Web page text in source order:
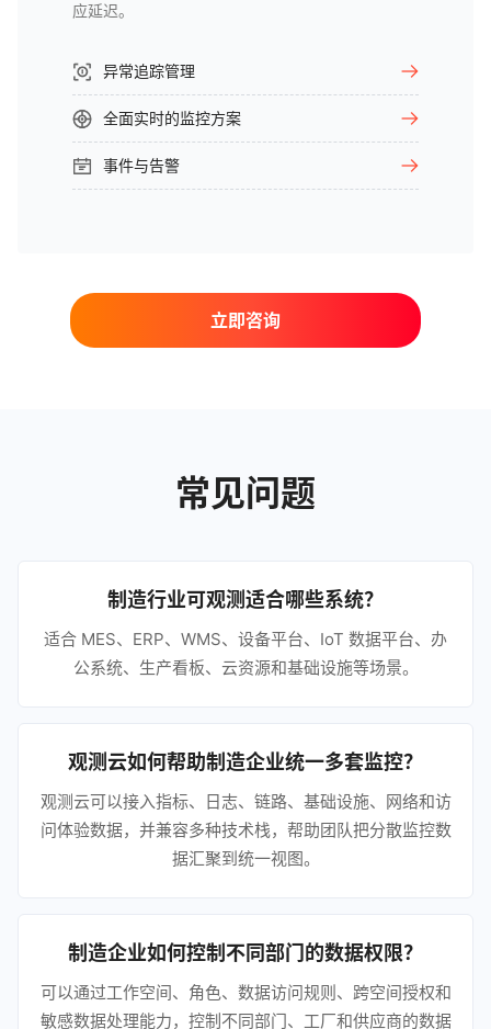
应延迟。
异常追踪管理
全面实时的监控方案
事件与告警
立即咨询
常见问题
制造行业可观测适合哪些系统？
适合 MES、ERP、WMS、设备平台、IoT 数据平台、办
公系统、生产看板、云资源和基础设施等场景。
观测云如何帮助制造企业统一多套监控？
观测云可以接入指标、日志、链路、基础设施、网络和访
问体验数据，并兼容多种技术栈，帮助团队把分散监控数
据汇聚到统一视图。
制造企业如何控制不同部门的数据权限？
可以通过工作空间、角色、数据访问规则、跨空间授权和
敏感数据处理能力，控制不同部门、工厂和供应商的数据